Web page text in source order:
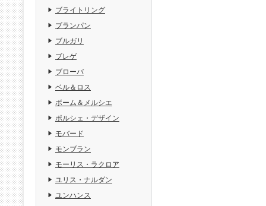
ブライトリング
ブランパン
ブルガリ
ブレゲ
ブローバ
ベル＆ロス
ボーム＆メルシエ
ポルシェ・デザイン
モバード
モンブラン
モーリス・ラクロア
ユリス・ナルダン
ユンハンス